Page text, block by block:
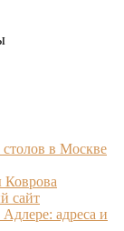
в Москве
Коврова
сайт
адреса и